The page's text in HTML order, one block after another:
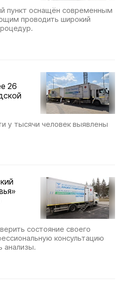
пункт оснащён современным
проводить широкий
26
у тысячи человек выявлены
состояние своего
консультацию
анализы.